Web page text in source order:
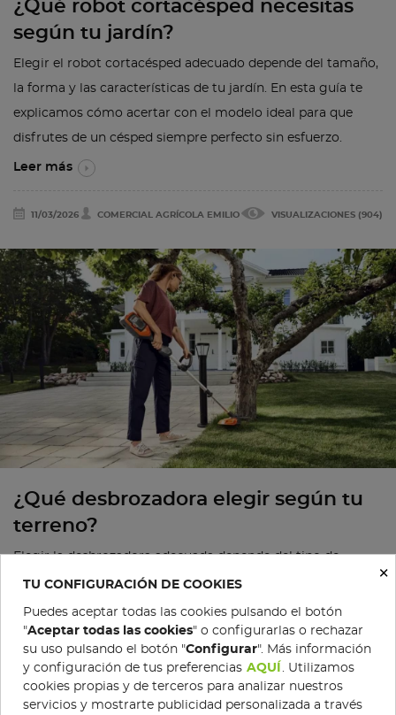
¿Qué robot cortacésped necesitas
según tu jardín?
Elegir el robot cortacésped adecuado depende del tamaño,
la forma y las características de tu jardín. En esta guía te
explicamos cómo acertar con el modelo ideal para que
disfrutes de un césped siempre perfecto sin esfuerzo.
Leer más
11/03/2026 COMERCIAL AGRÍCOLA EMILIO VISUALIZACIONES (904)
¿Qué desbrozadora elegir según tu
terreno?
Elegir la desbrozadora adecuada depende del tipo de
terreno y la vegetación que tengas que trabajar. En esta
guía te explicamos los diferentes tipos de desbrozadoras y
cómo saber cuál es la mejor opción para tu finca, para que
trabajes de forma más cómoda, eficiente y sin errores.
Leer más
×
TU CONFIGURACIÓN DE COOKIES
Puedes aceptar todas las cookies pulsando el botón
"Aceptar todas las cookies" o configurarlas o rechazar
su uso pulsando el botón "Configurar". Más información
y configuración de tus preferencias AQUÍ
. Utilizamos
cookies propias y de terceros para analizar nuestros
servicios y mostrarte publicidad personalizada a través